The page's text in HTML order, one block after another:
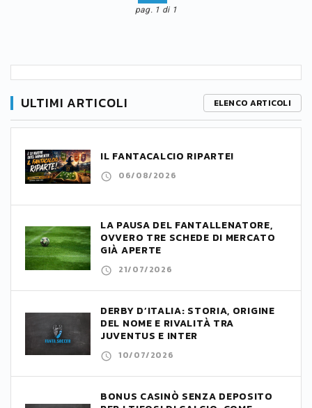
pag. 1 di 1
ULTIMI ARTICOLI ELENCO ARTICOLI
IL FANTACALCIO RIPARTE!
06/08/2026
LA PAUSA DEL FANTALLENATORE,
OVVERO TRE SCHEDE DI MERCATO
GIÀ APERTE
21/07/2026
DERBY D’ITALIA: STORIA, ORIGINE
DEL NOME E RIVALITÀ TRA
JUVENTUS E INTER
10/07/2026
BONUS CASINÒ SENZA DEPOSITO